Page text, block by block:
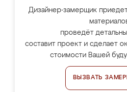
Дизайнер-замерщик
проведёт
составит проект и сделает
стоимости Вашей
ВЫЗВАТЬ